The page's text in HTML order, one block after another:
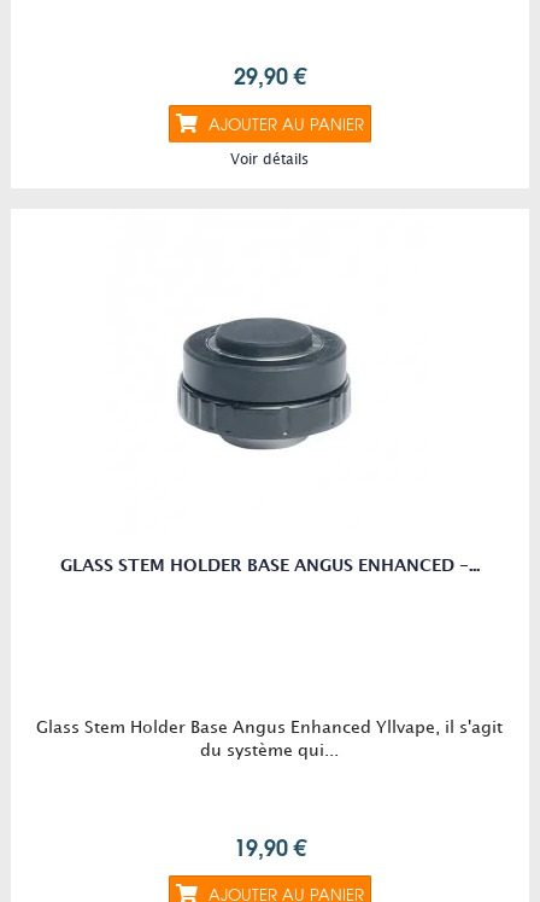
29,90 €
AJOUTER AU PANIER
Voir détails
GLASS STEM HOLDER BASE ANGUS ENHANCED -...
Glass Stem Holder Base Angus Enhanced Yllvape, il s'agit
du système qui...
19,90 €
AJOUTER AU PANIER